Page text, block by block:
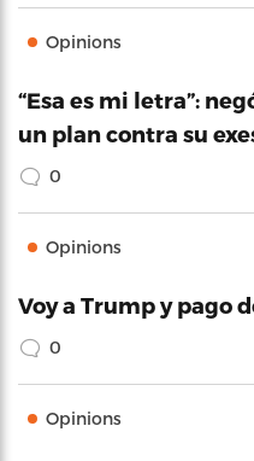
Opinions
“Esa es mi letra”:
un plan contra su
0
Opinions
Voy a Trump y pago
0
Opinions